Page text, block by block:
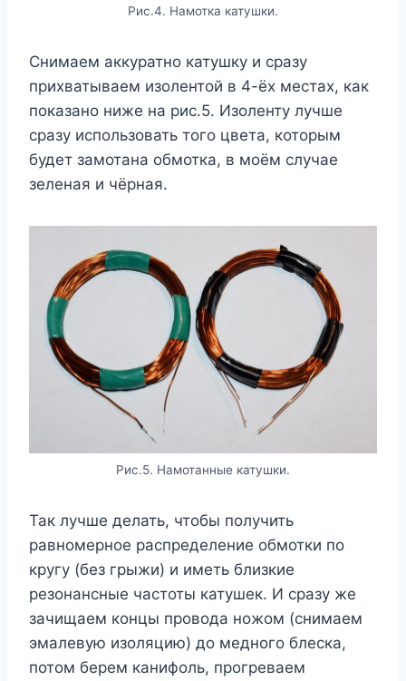
Рис.4. Намотка катушки.
Снимаем аккуратно катушку и сразу
прихватываем изолентой в 4-ёх местах, как
показано ниже на рис.5. Изоленту лучше
сразу использовать того цвета, которым
будет замотана обмотка, в моём случае
зеленая и чёрная.
Рис.5. Намотанные катушки.
Так лучше делать, чтобы получить
равномерное распределение обмотки по
кругу (без грыжи) и иметь близкие
резонансные частоты катушек. И сразу же
зачищаем концы провода ножом (снимаем
эмалевую изоляцию) до медного блеска,
потом берем канифоль, прогреваем